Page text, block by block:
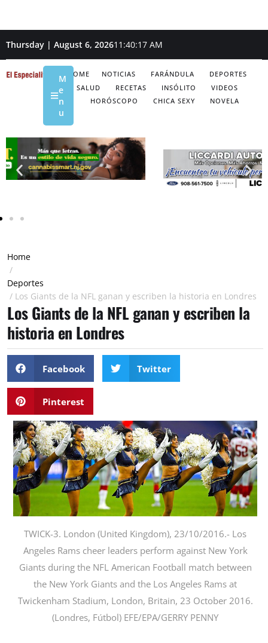
Thursday | August 6, 202611:40:18 AM
HOME NOTICIAS FARÁNDULA
DEPORTES
SALUD
RECETAS INSÓLITO
VIDEOS
HORÓSCOPO
CHICA SEXY NOVELA
M
e
n
u
Home
/
Deportes
/ Los Giants de la NFL ganan y escriben la historia en Londres
Los Giants de la NFL ganan y escriben la
historia en Londres
Facebook Twitter
Pinterest
TWICK-3. London (United Kingdom), 23/10/2016.- Los
Angeles Rams cheer leaders perform against New York
Giants during the NFL American Football match between
the New York Giants and the Los Angeles Rams at
Twickenham Stadium, London, Britain, 23 October 2016.
(Londres, Fútbol) EFE/EPA/GERRY PENNY